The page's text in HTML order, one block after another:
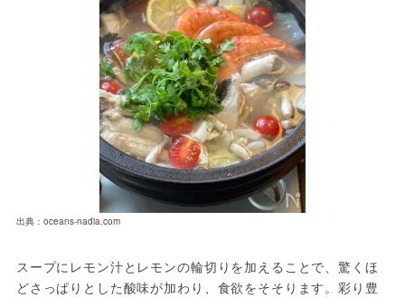
出典：oceans-nadia.com
スープにレモン汁とレモンの輪切りを加えることで、驚くほ
どさっぱりとした酸味が加わり、食欲をそそります。彩り豊